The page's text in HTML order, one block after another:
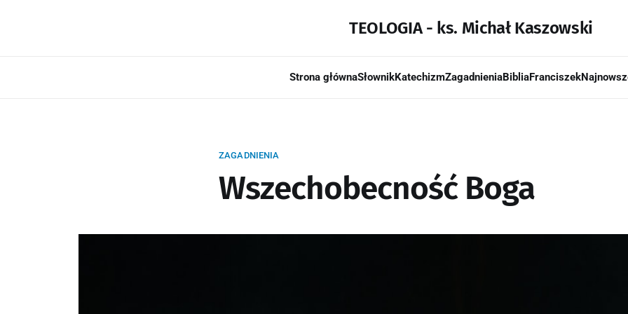
TEOLOGIA - ks. Michał Kaszowski
Strona głównaSłownikKatechizmZagadnieniaBibliaFranciszek
ZAGADNIENIA
Wszechobecność Boga